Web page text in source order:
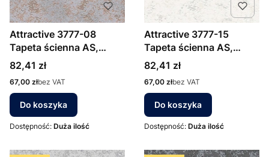
Attractive 3777-08
Tapeta ścienna AS,
ozdobny tynk
Cena
82,41 zł
Cena
67,00 złbez VAT
Do koszyka
Dostępność: Duża ilość
Attractive 3777-15
Tapeta ścienna AS,
ozdobny tynk
Cena
82,41 zł
Cena
67,00 złbez VAT
Do koszyka
Dostępność: Duża ilość